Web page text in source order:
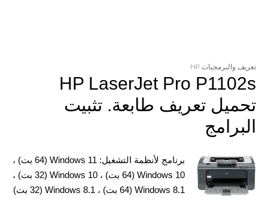
تعريف والبرمجيات HP
HP LaserJet Pro P1102s
تحميل تعريف طابعة. تثبيت
البرامج
برنامج لأنظمة التشغيل: Windows 11 (64 بت) ،
Windows 10 (64 بت) ، Windows 10 (32 بت) ،
Windows 8.1 (64 بت) ، Windows 8.1 (32 بت)